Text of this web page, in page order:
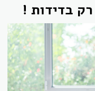
בדידות !